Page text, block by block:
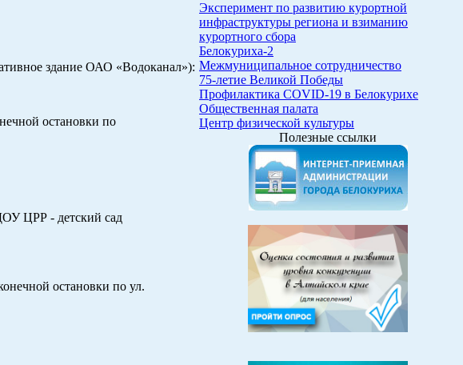
здание ОАО «Водоканал»):
остановки по
ЦРР - детский сад
остановки по ул.
Эксперимент по развитию курортной
инфраструктуры региона и взиманию
курортного сбора
Белокуриха-2
Межмуниципальное сотрудничество
75-летие Великой Победы
Профилактика COVID-19 в Белокурихе
Общественная палата
Центр физической культуры
Полезные ссылки